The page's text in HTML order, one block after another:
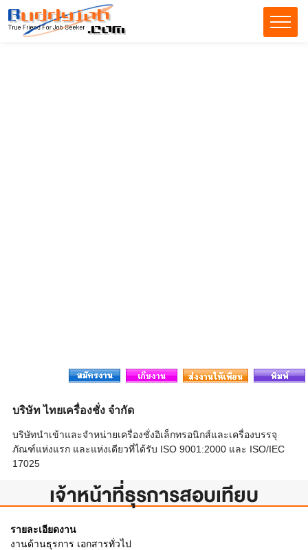
บริษัท ไทยเครื่องชั่ง จำกัด
บริษัทนำเข้าและจำหน่ายเครื่องชั่งอิเล็กทรอนิกส์และเครื่องบรรจุ
ภัณฑ์แห่งแรก และแห่งเดียวที่ได้รับ ISO 9001:2000 และ ISO/IEC
17025
เจ้าหน้าที่ธุรการสอบเทียบ
รายละเอียดงาน
งานด้านธุรการ เอกสารทั่วไป